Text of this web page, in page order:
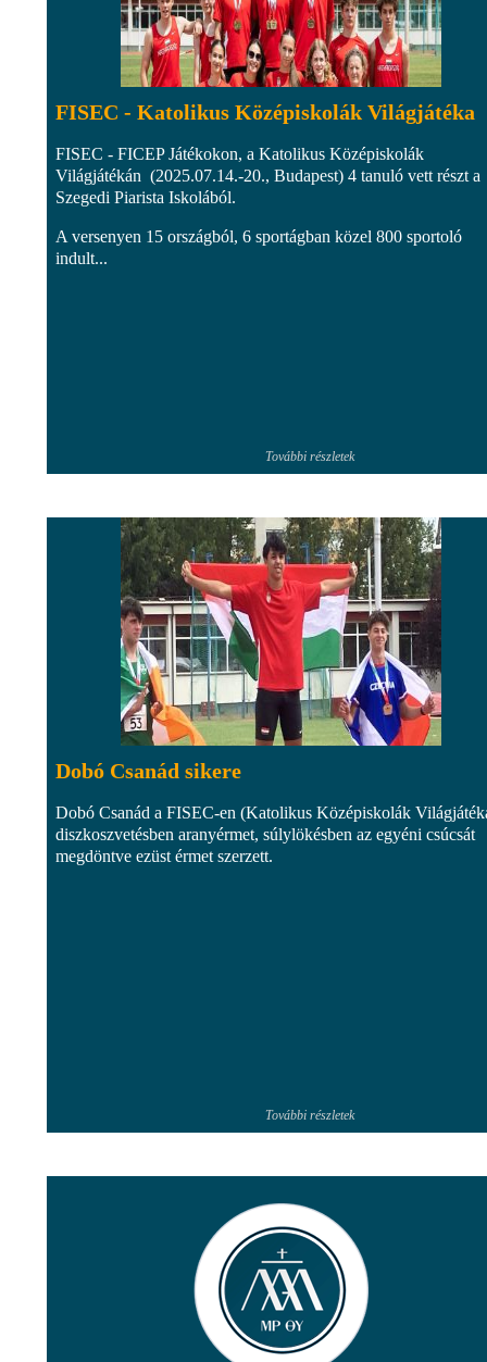
FISEC - Katolikus Középiskolák Világjátéka
FISEC - FICEP Játékokon, a Katolikus Középiskolák
Világjátékán (2025.07.14.-20., Budapest) 4 tanuló vett részt a
Szegedi Piarista Iskolából.
A versenyen 15 országból, 6 sportágban közel 800 sportoló
indult...
További részletek
Dobó Csanád sikere
Dobó Csanád a FISEC-en (Katolikus Középiskolák
diszkoszvetésben aranyérmet, súlylökésben az egyéni csúcsát
megdöntve ezüst érmet szerzett.
További részletek